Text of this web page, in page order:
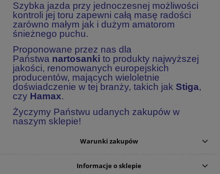
Szybka jazda przy jednoczesnej możliwości
kontroli jej toru zapewni całą masę radości
zarówno małym jak i dużym amatorom
śnieżnego puchu.
Proponowane przez nas dla
Państwa nartosanki to produkty najwyższej
jakości, renomowanych europejskich
producentów, mających wieloletnie
doświadczenie w tej branży, takich jak Stiga,
czy Hamax.
Życzymy Państwu udanych zakupów w
naszym sklepie!
Warunki zakupów
Informacje o sklepie